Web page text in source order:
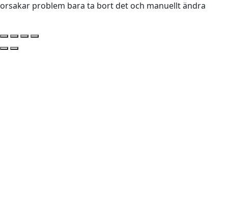
orsakar problem bara ta bort det och manuellt ändra